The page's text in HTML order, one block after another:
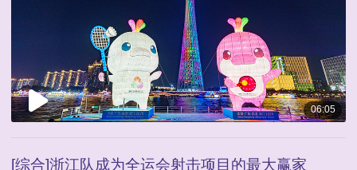
06:05
[综合]浙江队成为全运会射击项目的最大赢家